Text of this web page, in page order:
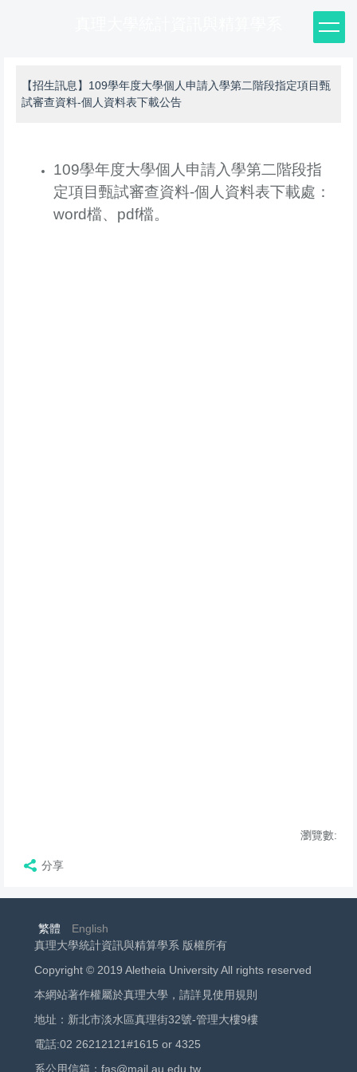
【招生訊息】109學年度大學個人申請入學第二階段指定項目甄
試審查資料-個人資料表下載公告
109學年度大學個人申請入學第二階段指
定項目甄試審查資料-個人資料表下載處：
word檔、 pdf檔。
瀏覽數:
分享
繁體
English
真理大學統計資訊與精算學系 版權所有
Copyright © 2019 Aletheia University All rights reserved
本網站著作權屬於真理大學，請詳見使用規則
地址：新北市淡水區真理街32號-管理大樓9樓
電話:02 26212121#1615 or 4325
系公用信箱：fas@mail.au.edu.tw